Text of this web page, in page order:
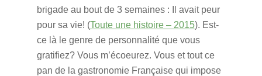
brigade au bout de 3 semaines : Il avait peur
pour sa vie! (Toute une histoire – 2015). Est-
ce là le genre de personnalité que vous
gratifiez? Vous m’écoeurez. Vous et tout ce
pan de la gastronomie Française qui impose